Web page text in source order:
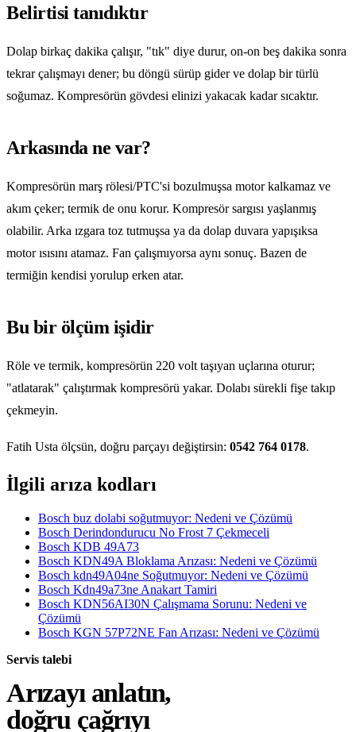
Belirtisi tanıdıktır
Dolap birkaç dakika çalışır, "tık" diye durur, on-on beş dakika sonra
tekrar çalışmayı dener; bu döngü sürüp gider ve dolap bir türlü
soğumaz. Kompresörün gövdesi elinizi yakacak kadar sıcaktır.
Arkasında ne var?
Kompresörün marş rölesi/PTC'si bozulmuşsa motor kalkamaz ve
akım çeker; termik de onu korur. Kompresör sargısı yaşlanmış
olabilir. Arka ızgara toz tutmuşsa ya da dolap duvara yapışıksa
motor ısısını atamaz. Fan çalışmıyorsa aynı sonuç. Bazen de
termiğin kendisi yorulup erken atar.
Bu bir ölçüm işidir
Röle ve termik, kompresörün 220 volt taşıyan uçlarına oturur;
"atlatarak" çalıştırmak kompresörü yakar. Dolabı sürekli fişe takıp
çekmeyin.
Fatih Usta ölçsün, doğru parçayı değiştirsin: 0542 764 0178.
İlgili arıza kodları
Bosch buz dolabi soğutmuyor: Nedeni ve Çözümü
Bosch Derindondurucu No Frost 7 Çekmeceli
Bosch KDB 49A73
Bosch KDN49A Bloklama Arızası: Nedeni ve Çözümü
Bosch kdn49A04ne Soğutmuyor: Nedeni ve Çözümü
Bosch Kdn49a73ne Anakart Tamiri
Bosch KDN56AI30N Çalışmama Sorunu: Nedeni ve
Çözümü
Bosch KGN 57P72NE Fan Arızası: Nedeni ve Çözümü
Servis talebi
Arızayı anlatın,
doğru çağrıyı